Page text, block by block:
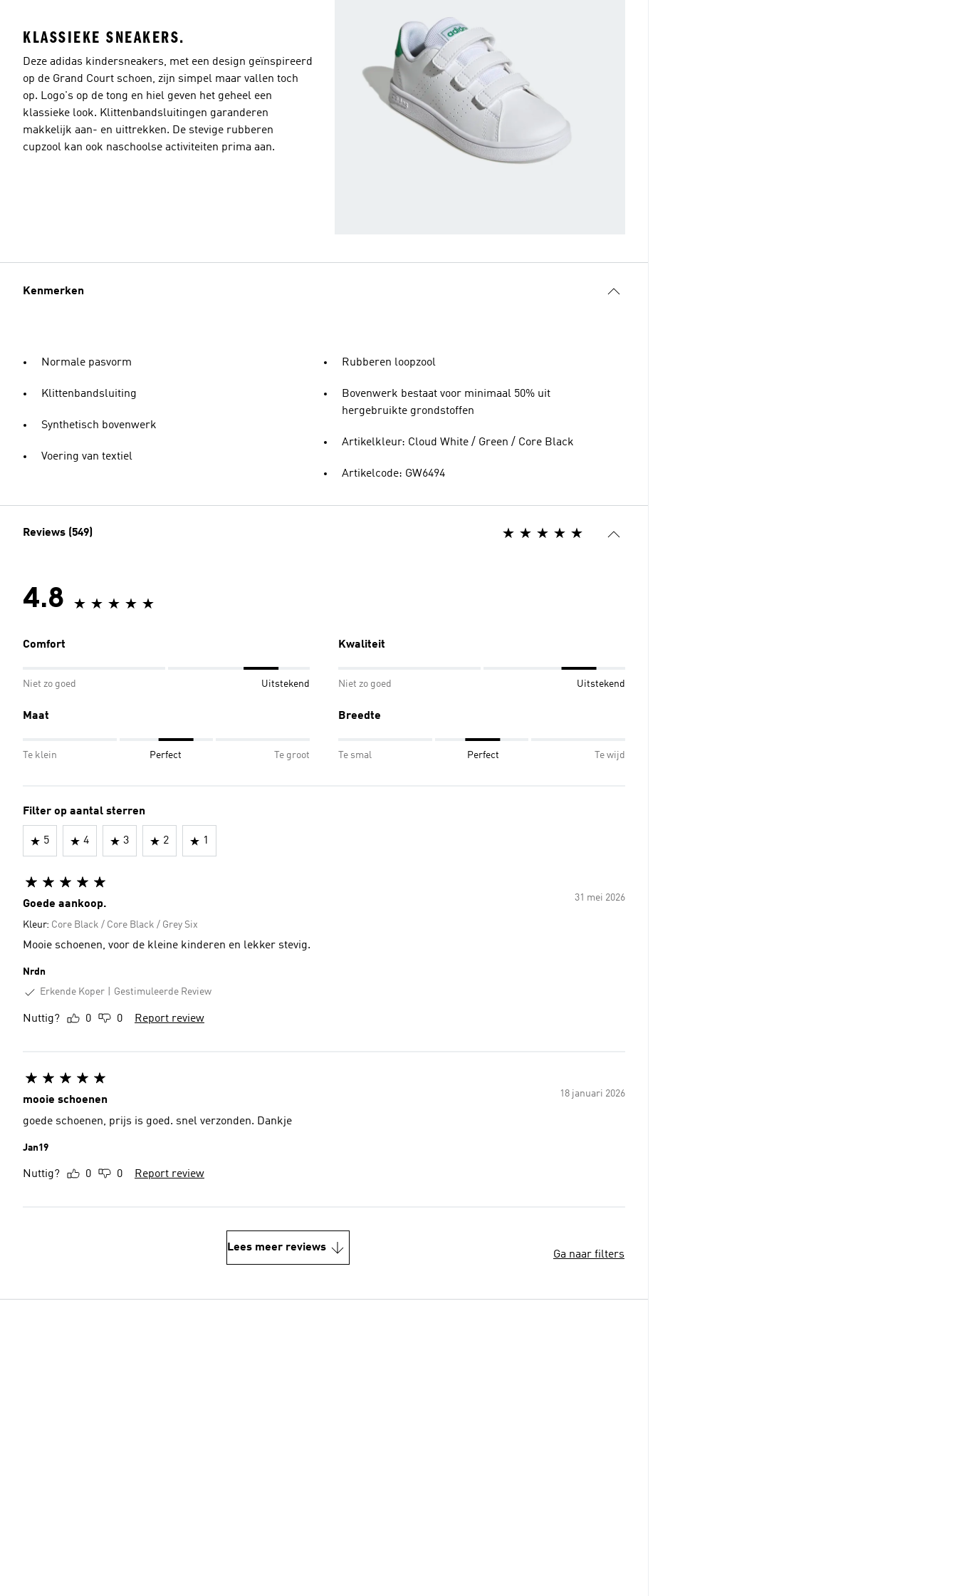
KLASSIEKE SNEAKERS.
Deze adidas kindersneakers, met een design geïnspireerd
op de Grand Court schoen, zijn simpel maar vallen toch
op. Logo's op de tong en hiel geven het geheel een
klassieke look. Klittenbandsluitingen garanderen
makkelijk aan- en uittrekken. De stevige rubberen
cupzool kan ook naschoolse activiteiten prima aan.
Kenmerken
Normale pasvorm
Klittenbandsluiting
Synthetisch bovenwerk
Voering van textiel
Rubberen loopzool
Bovenwerk bestaat voor minimaal 50% uit
hergebruikte grondstoffen
Artikelkleur: Cloud White / Green / Core Black
Artikelcode: GW6494
Reviews (549)
4.8
Comfort
Niet zo goed Uitstekend
Kwaliteit
Niet zo goed Uitstekend
Maat
Te klein Perfect Te groot
Breedte
Te smal Perfect Te wijd
Filter op aantal sterren
5 4 3 2 1
31 mei 2026
Goede aankoop.
Kleur: Core Black / Core Black / Grey Six
Mooie schoenen, voor de kleine kinderen en lekker stevig.
Nrdn
Erkende Koper
Gestimuleerde Review
Nuttig? 0 0 Report review
18 januari 2026
mooie schoenen
goede schoenen, prijs is goed. snel verzonden. Dankje
Jan19
Nuttig? 0 0 Report review
Lees meer reviews
Ga naar filters